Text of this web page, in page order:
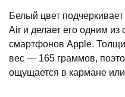
Белый цвет
Air и делает его одним из
смартфонов Apple.
вес — 165 граммов,
ощущается в кармане